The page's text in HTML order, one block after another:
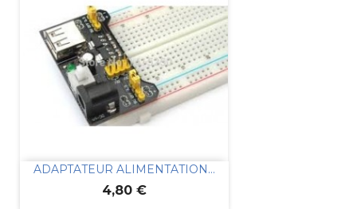
ADAPTATEUR ALIMENTATION...
Prix
4,80 €